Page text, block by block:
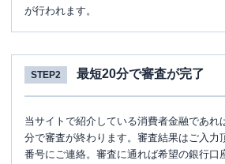
が行われます。
STEP2 最短20分で審査が完了
当サイトで紹介している消費者金融であれ
分で審査が終わります。審査結果はご入力
番号にご連絡。審査に通れば希望の銀行口